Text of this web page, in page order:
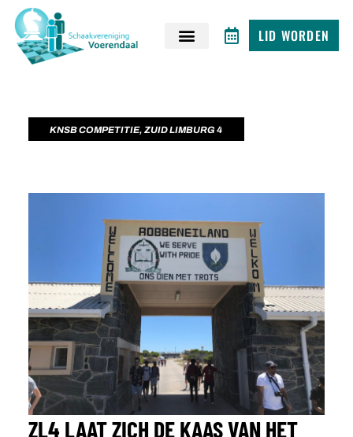
LID WORDEN
KNSB COMPETITIE,ZUID LIMBURG 4
ZL4 LAAT ZICH DE KAAS VAN HET